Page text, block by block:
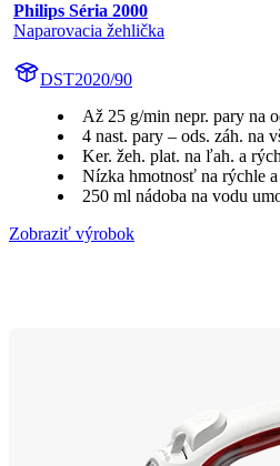
Philips Séria 2000
Naparovacia žehlička
DST2020/90
Až 25 g/min nepr. pary na
4 nast. pary – ods. záh. na
Ker. žeh. plat. na ľah. a
Nízka hmotnosť na rýchle
250 ml nádoba na vodu
Zobraziť výrobok